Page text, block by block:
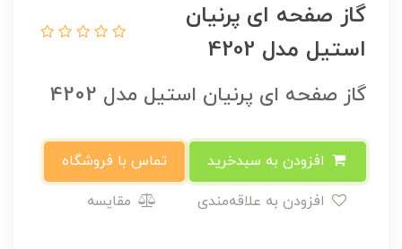
گاز صفحه ای پرنیان
استیل مدل 4202
گاز صفحه ای پرنیان استیل مدل 4202
تماس با فروشگاه
مقایسه